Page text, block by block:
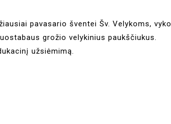
pavasario šventei Šv. Velykoms, vyko
grožio velykinius paukščiukus.
užsiėmimą.